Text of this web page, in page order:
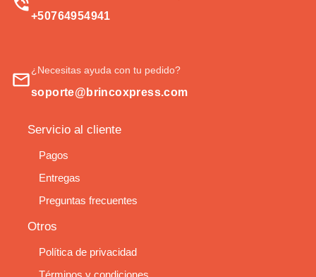
+50764954941
¿Necesitas ayuda con tu pedido?
soporte@brincoxpress.com
Servicio al cliente
Pagos
Entregas
Preguntas frecuentes
Otros
Política de privacidad